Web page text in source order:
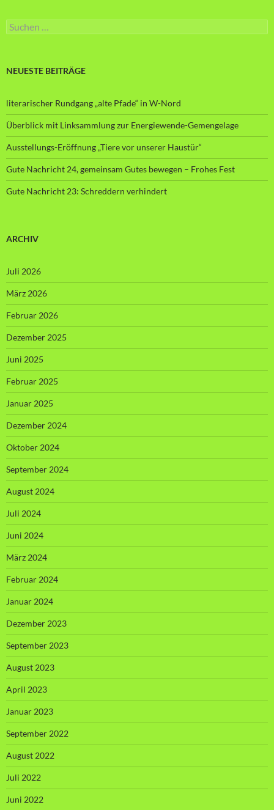
Suche
nach:
NEUESTE BEITRÄGE
literarischer Rundgang „alte Pfade“ in W-Nord
Überblick mit Linksammlung zur Energiewende-Gemengelage
Ausstellungs-Eröffnung „Tiere vor unserer Haustür“
Gute Nachricht 24, gemeinsam Gutes bewegen – Frohes Fest
Gute Nachricht 23: Schreddern verhindert
ARCHIV
Juli 2026
März 2026
Februar 2026
Dezember 2025
Juni 2025
Februar 2025
Januar 2025
Dezember 2024
Oktober 2024
September 2024
August 2024
Juli 2024
Juni 2024
März 2024
Februar 2024
Januar 2024
Dezember 2023
September 2023
August 2023
April 2023
Januar 2023
September 2022
August 2022
Juli 2022
Juni 2022